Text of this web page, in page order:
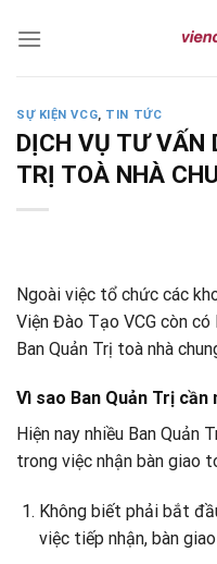
SỰ KIỆN VCG, TIN TỨC
DỊCH VỤ TƯ VẤN
TRỊ TOÀ NHÀ
Ngoài việc tổ chức các
Viện Đào Tạo VCG còn
Ban Quản Trị toà nhà
Vì sao Ban Quản Trị
Hiện nay nhiều Ban Quản
trong việc nhận bàn giao
Không biết phải bắt
việc tiếp nhận, bàn